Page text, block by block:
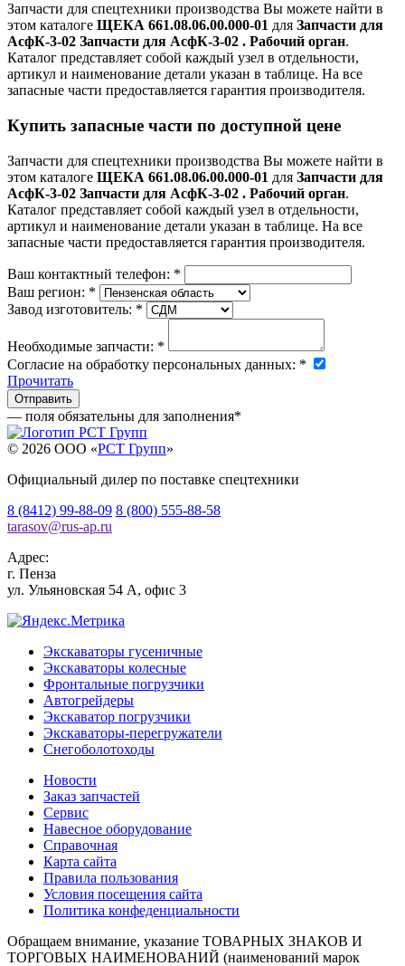
Запчасти для спецтехники производства Вы можете найти в
этом каталоге ЩЕКА 661.08.06.00.000-01 для Запчасти для
АсфК-3-02 Запчасти для АсфК-3-02 . Рабочий орган.
Каталог представляет собой каждый узел в отдельности,
артикул и наименование детали указан в таблице. На все
запасные части предоставляется гарантия производителя.
Купить запасные части по доступной цене
Запчасти для спецтехники производства Вы можете найти в
этом каталоге ЩЕКА 661.08.06.00.000-01 для Запчасти для
АсфК-3-02 Запчасти для АсфК-3-02 . Рабочий орган.
Каталог представляет собой каждый узел в отдельности,
артикул и наименование детали указан в таблице. На все
запасные части предоставляется гарантия производителя.
Ваш контактный телефон: *
Ваш регион: *
Завод изготовитель: *
Необходимые запчасти: *
Согласие на обработку персональных данных: *
Прочитать
— поля обязательны для заполнения*
© 2026 OOO «РСТ Групп»
Официальный дилер по поставке спецтехники
8 (8412) 99-88-09 8 (800) 555-88-58
tarasov@rus-ap.ru
Адрес:
г. Пенза
ул. Ульяновская 54 А, офис 3
Экскаваторы гусеничные
Экскаваторы колесные
Фронтальные погрузчики
Автогрейдеры
Экскаватор погрузчики
Экскаваторы-перегружатели
Снегоболотоходы
Новости
Заказ запчастей
Сервис
Навесное оборудование
Справочная
Карта сайта
Правила пользования
Условия посещения сайта
Политика конфеденциальности
Обращаем внимание, указание ТОВАРНЫХ ЗНАКОВ И
ТОРГОВЫХ НАИМЕНОВАНИЙ (наименований марок